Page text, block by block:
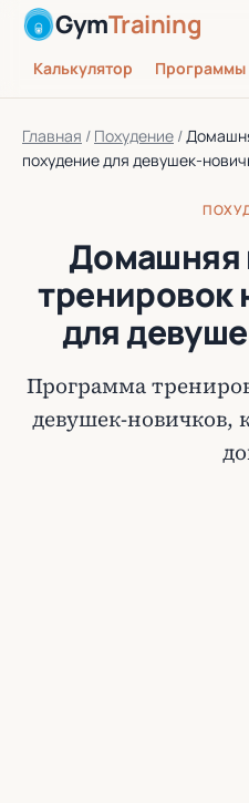
GymTraining
Калькулятор Программы
Главная / Похудение /
похудение для девушек-
Домашняя
тренировок
для
Программа
девушек-новичков,